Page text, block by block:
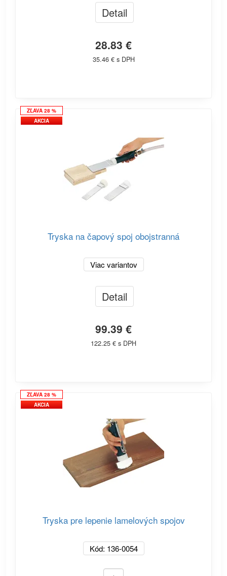
Detail
28.83 €
35.46 € s DPH
ZĽAVA 28 %
AKCIA
Tryska na čapový spoj obojstranná
Viac variantov
Detail
99.39 €
122.25 € s DPH
ZĽAVA 28 %
AKCIA
Tryska pre lepenie lamelových spojov
Kód: 136-0054